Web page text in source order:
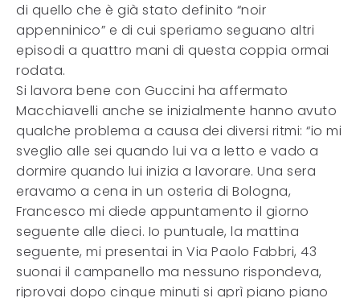
di quello che è già stato definito “noir
appenninico” e di cui speriamo seguano altri
episodi a quattro mani di questa coppia ormai
rodata.
Si lavora bene con Guccini ha affermato
Macchiavelli anche se inizialmente hanno avuto
qualche problema a causa dei diversi ritmi: “io mi
sveglio alle sei quando lui va a letto e vado a
dormire quando lui inizia a lavorare. Una sera
eravamo a cena in un osteria di Bologna,
Francesco mi diede appuntamento il giorno
seguente alle dieci. Io puntuale, la mattina
seguente, mi presentai in Via Paolo Fabbri, 43
suonai il campanello ma nessuno rispondeva,
riprovai dopo cinque minuti si aprì piano piano